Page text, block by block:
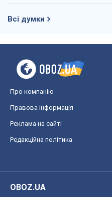
Всі думки
Про компанію
Правова інформація
Реклама на сайті
Редакційна політика
OBOZ.UA